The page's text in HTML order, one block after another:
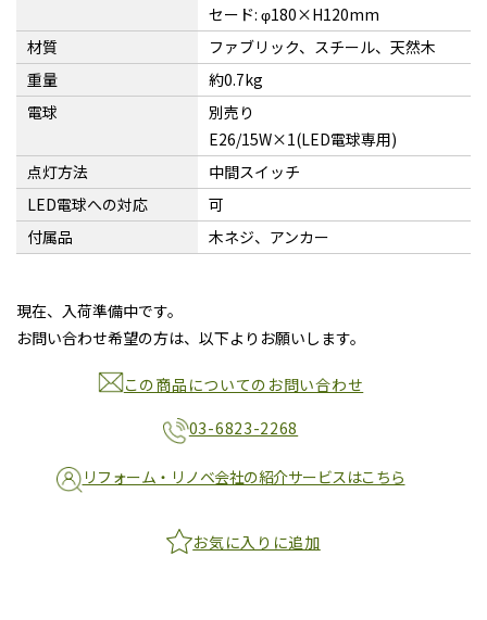
セード: φ180×H120mm
材質
ファブリック、スチール、天然木
重量
約0.7kg
電球
別売り
E26/15W×1(LED電球専用)
点灯方法
中間スイッチ
LED電球への対応
可
付属品
木ネジ、アンカー
現在、入荷準備中です。
お問い合わせ希望の方は、以下よりお願いします。
この商品についてのお問い合わせ
03-6823-2268
リフォーム・リノベ会社の紹介サービスはこちら
お気に入りに追加